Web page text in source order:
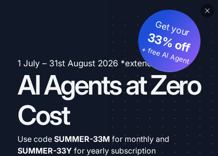
1 July – 31st August 2026 *extended
AI Agents at Zero
Cost
Get your
33% off
+ free AI Agent
Use code SUMMER-33M for monthly and
SUMMER-33Y for yearly subscription